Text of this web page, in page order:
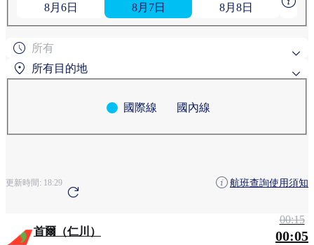
8月6日 8月7日 8月8日
所有
所有目的地
青森清州
國際線 國內線
更新時間: 18:29 航班查詢使用須知
首爾（仁川）
00:15
00:05